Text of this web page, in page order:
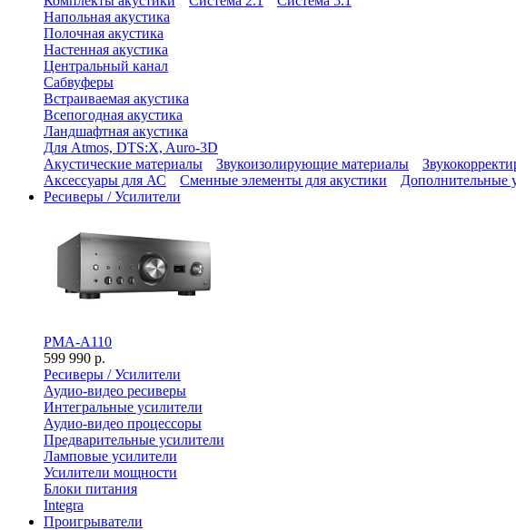
Напольная акустика
Полочная акустика
Настенная акустика
Центральный канал
Сабвуферы
Встраиваемая акустика
Всепогодная акустика
Ландшафтная акустика
Для Atmos, DTS:X, Auro-3D
Акустические материалы
Звукоизолирующие материалы
Аксессуары для АС
Сменные элементы для акустики
Дополнительные
Ресиверы / Усилители
PMA-A110
599 990 р.
Ресиверы / Усилители
Аудио-видео ресиверы
Интегральные усилители
Аудио-видео процессоры
Предварительные усилители
Ламповые усилители
Усилители мощности
Блоки питания
Integra
Проигрыватели